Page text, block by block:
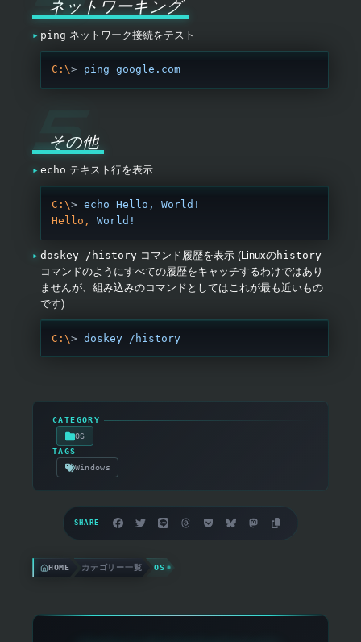
ネットワーキング
ping ネットワーク接続をテスト
C:\> ping google.com
その他
echo テキスト行を表示
C:\> echo Hello,
World!
Hello,
World!
doskey /history コマンド履歴を表示 (Linuxのhistory
コマンドのようにすべての履歴をキャッチするわけではあり
ませんが、組み込みのコマンドとしてはこれが最も近いもの
です)
C:\> doskey /history
CATEGORY
OS
TAGS
Windows
SHARE
HOME カテゴリー一覧 OS